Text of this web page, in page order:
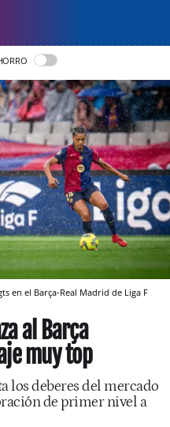
en el Barça-Real Madrid de Liga F
al Barça
muy top
los deberes del mercado
de primer nivel a